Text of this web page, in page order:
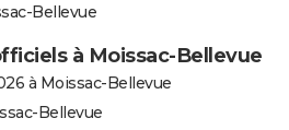
Bellevue
à Moissac-Bellevue
à Moissac-Bellevue
Bellevue